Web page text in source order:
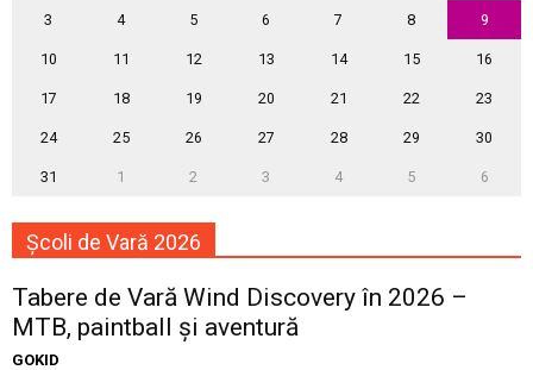
3 4 5 6 7 8 9
10 11 12 13 14 15 16
17 18 19 20 21 22 23
24 25 26 27 28 29 30
31 1 2 3 4 5 6
Școli de Vară 2026
Tabere de Vară Wind Discovery în 2026 –
MTB, paintball și aventură
GOKID